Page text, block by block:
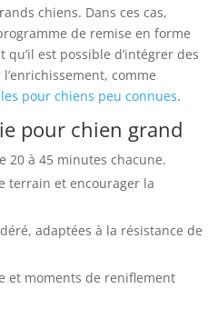
chiens. Dans ces cas,
de remise en forme
est possible d’intégrer des
comme
pour chiens peu connues.
pour chien grand
20 à 45 minutes chacune.
terrain et encourager la
adaptées à la résistance de
et moments de reniflement